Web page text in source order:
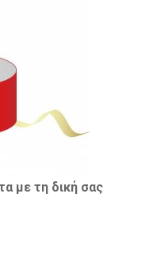
με τη δική σας